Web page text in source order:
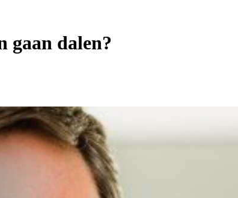
gaan dalen?